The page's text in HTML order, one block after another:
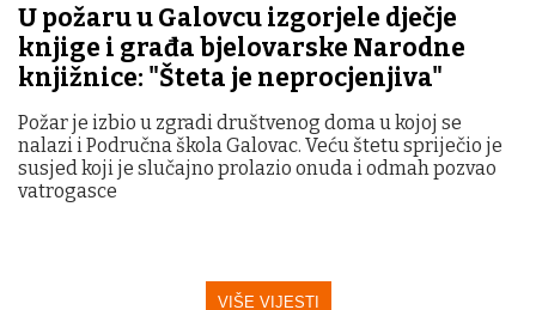
U požaru u Galovcu izgorjele dječje
knjige i građa bjelovarske Narodne
knjižnice: "Šteta je neprocjenjiva"
Požar je izbio u zgradi društvenog doma u kojoj se
nalazi i Područna škola Galovac. Veću štetu spriječio je
susjed koji je slučajno prolazio onuda i odmah pozvao
vatrogasce
VIŠE VIJESTI